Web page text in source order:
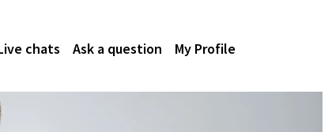
chats Ask a question My Profile